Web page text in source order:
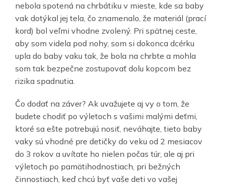
nebola spotená na chrbátiku v mieste, kde sa baby
vak dotýkal jej tela, čo znamenalo, že materiál (prací
kord) bol veľmi vhodne zvolený. Pri spätnej ceste,
aby som videla pod nohy, som si dokonca dcérku
upla do baby vaku tak, že bola na chrbte a mohla
som tak bezpečne zostupovať dolu kopcom bez
rizika spadnutia.
Čo dodať na záver? Ak uvažujete aj vy o tom, že
budete chodiť po výletoch s vašimi malými deťmi,
ktoré sa ešte potrebujú nosiť, neváhajte, tieto baby
vaky sú vhodné pre detičky do veku od 2 mesiacov
do 3 rokov a uvítate ho nielen počas túr, ale aj pri
výletoch po pamätihodnostiach, pri bežných
činnostiach, keď chcú byť vaše deti vo vašej